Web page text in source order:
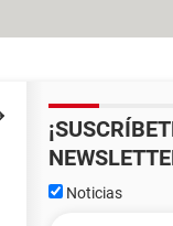
Noticias